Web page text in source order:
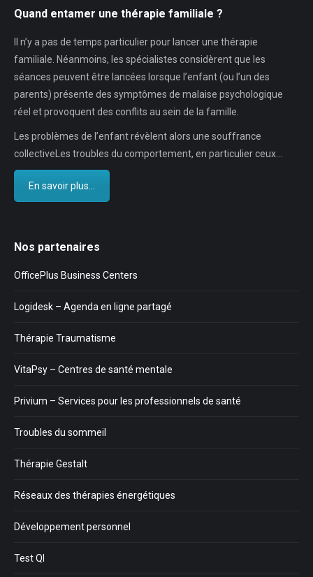
Quand entamer une thérapie familiale ?
Il n’y a pas de temps particulier pour lancer une thérapie
familiale. Néanmoins, les spécialistes considèrent que les
séances peuvent être lancées lorsque l’enfant (ou l’un des
parents) présente des symptômes de malaise psychologique
réel et provoquent des conflits au sein de la famille.
Les problèmes de l’enfant révèlent alors une souffrance
collectiveLes troubles du comportement, en particulier ceux…
En savoir plus...
Nos partenaires
OfficePlus Business Centers
Logidesk – Agenda en ligne partagé
Thérapie Traumatisme
VitaPsy – Centres de santé mentale
Privium – Services pour les professionnels de santé
Troubles du sommeil
Thérapie Gestalt
Réseaux des thérapies énergétiques
Développement personnel
Test QI